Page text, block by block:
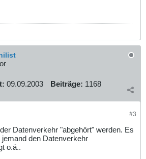
09.09.2003 Beiträge: 1168
#3
Datenverkehr "abgehört" werden. Es
den Datenverkehr
o.ä..